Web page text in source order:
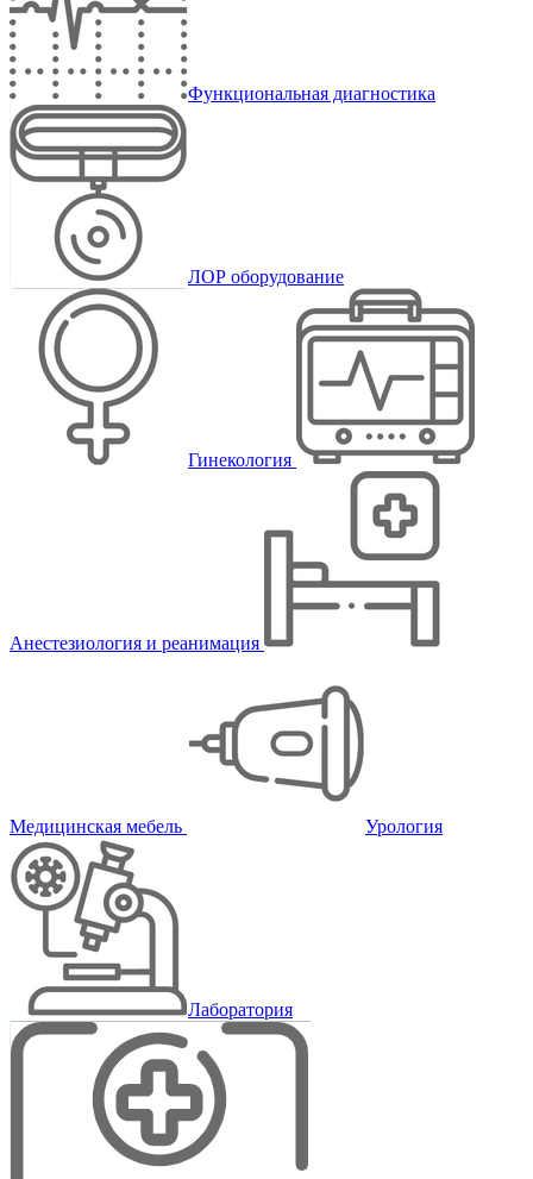
Функциональная диагностика
ЛОР оборудование
Гинекология
Анестезиология и реанимация
Медицинская мебель Урология
Лаборатория